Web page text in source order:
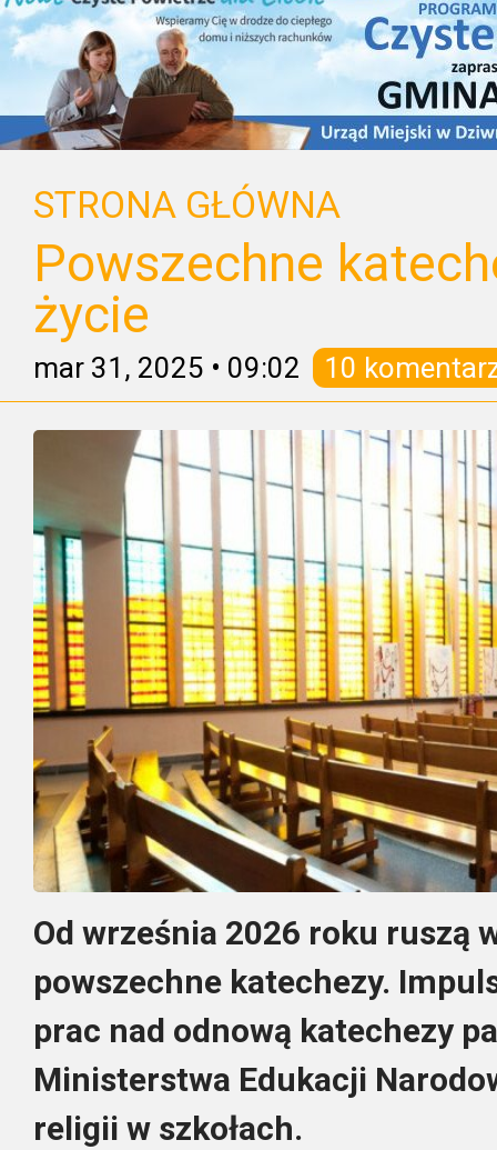
STRONA GŁÓWNA
Powszechne
życie
mar 31, 2025 • 09:02 10
Od września 2026 roku ruszą
powszechne katechezy.
prac nad odnową katechezy
Ministerstwa Edukacji
religii w szkołach.